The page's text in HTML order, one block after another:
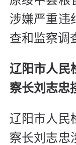
涉嫌严重违
查和监察调
辽阳市人民
察长刘志忠
辽阳市人民
察长刘志忠